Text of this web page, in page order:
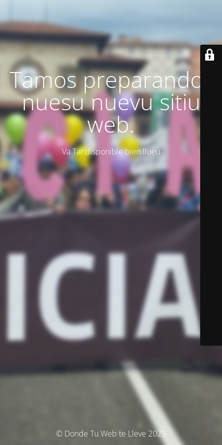
Tamos preparando'l
nuesu nuevu sitiu
web.
Va Tar disponible bien llueu
© Donde Tu Web te Lleve 2025